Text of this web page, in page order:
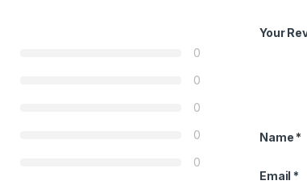
0
0
0
0
0
Your
Name *
Email *